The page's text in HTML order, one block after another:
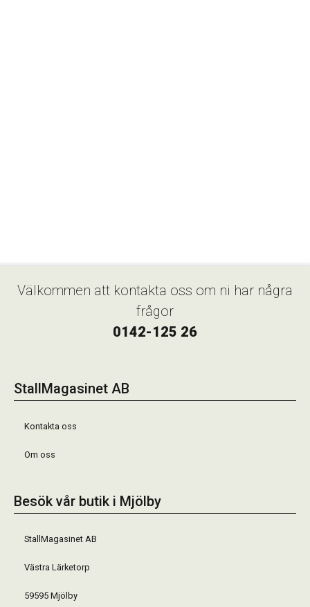
Välkommen att kontakta oss om ni har några
frågor
0142-125 26
StallMagasinet AB
Kontakta oss
Om oss
Besök vår butik i Mjölby
StallMagasinet AB
Västra Lärketorp
59595 Mjölby